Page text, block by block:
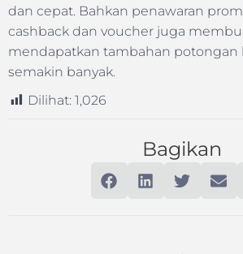
dan cepat. Bahkan penawaran
cashback dan voucher juga
mendapatkan tambahan potongan
semakin banyak.
Dilihat: 1,026
Bagikan